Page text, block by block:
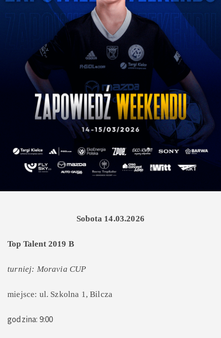
Sobota 14.03.2026
Top Talent 2019 B
turniej: Moravia CUP
miejsce: ul. Szkolna 1, Bilcza
godzina: 9:00